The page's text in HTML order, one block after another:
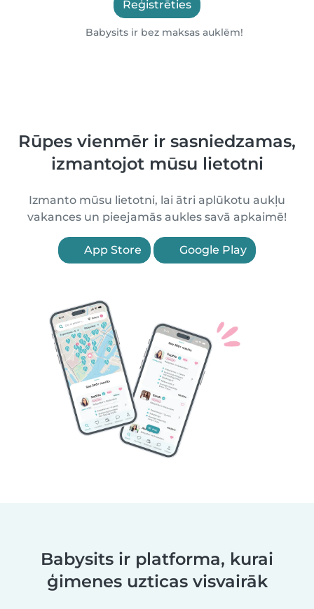
Reģistrēties
Babysits ir bez maksas auklēm!
Rūpes vienmēr ir sasniedzamas,
izmantojot mūsu lietotni
Izmanto mūsu lietotni, lai ātri aplūkotu aukļu
vakances un pieejamās aukles savā apkaimē!
App Store Google Play
Babysits ir platforma, kurai
ģimenes uzticas visvairāk